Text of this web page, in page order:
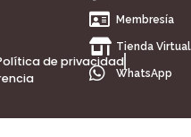
de privacidad
Membresía
Tienda Virtual
WhatsApp